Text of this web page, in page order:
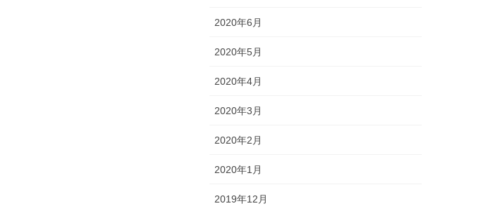
2020年6月
2020年5月
2020年4月
2020年3月
2020年2月
2020年1月
2019年12月